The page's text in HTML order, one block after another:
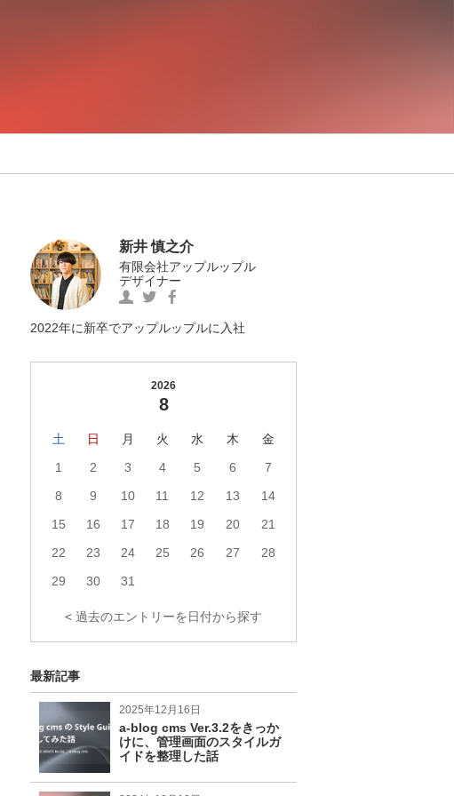
新井 慎之介
有限会社アップルップル
デザイナー
新
慎
介
ィ
ル
の
リ
ク
https://twitter.com/MOGESHIN1
Twitter
の
ン
https://www.facebook.com/0012Shinnosuke
Facebook
ン
ク
2022年に新卒でアップルップルに入社
2026
8
土 日 月 火 水 木
金
1
2 3 4 5 6
7
8
9 10 11 12 13
14
15
16 17 18 19 20
21
22
23 24 25 26 27
28
29
30 31
< 過去のエントリーを日付から探す
最新記事
2025年12月16日
a-blog cms Ver.3.2をきっか
けに、管理画面のスタイルガ
イドを整理した話